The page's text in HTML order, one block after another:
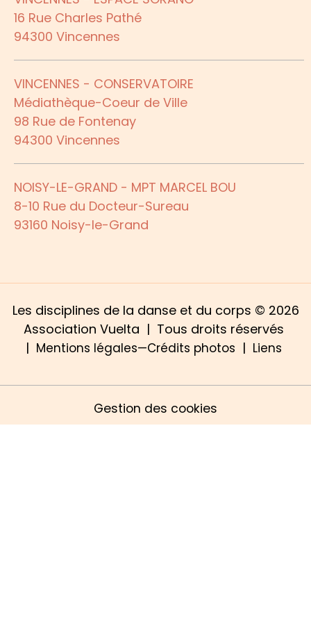
16 Rue Charles Pathé
94300 Vincennes
VINCENNES - CONSERVATOIRE
Médiathèque-Coeur de Ville
98 Rue de Fontenay
94300 Vincennes
NOISY-LE-GRAND - MPT MARCEL BOU
8-10 Rue du Docteur-Sureau
93160 Noisy-le-Grand
Les disciplines de la danse et du corps © 2026
Association Vuelta | Tous droits réservés
| Mentions légales—Crédits photos | Liens
Gestion des cookies